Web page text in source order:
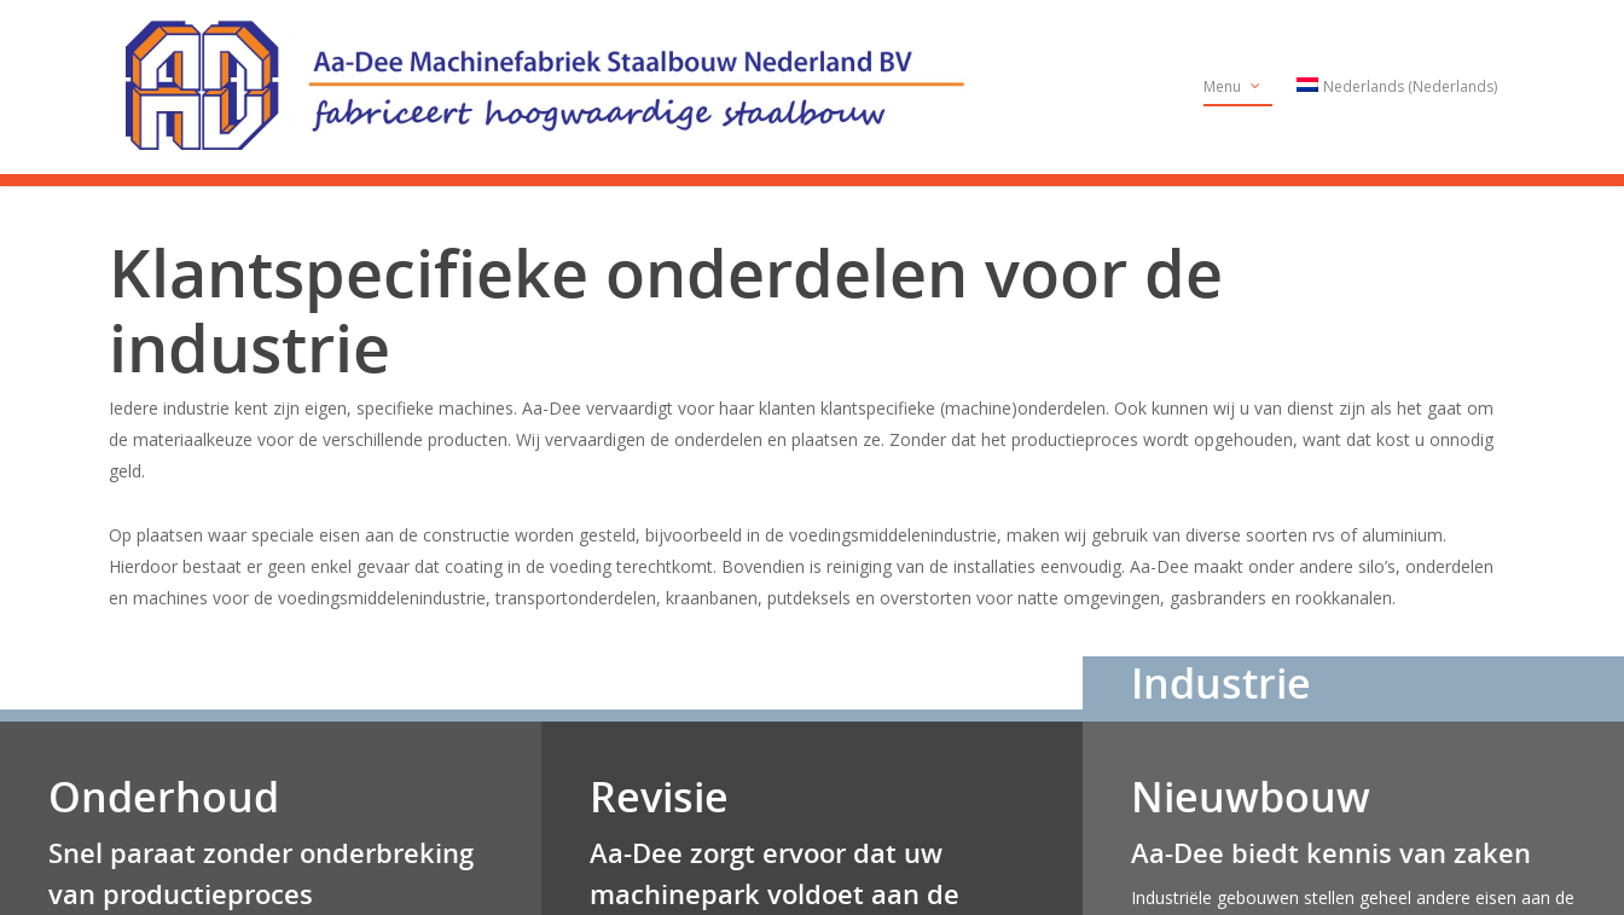
Menu Nederlands (Nederlands)
Klantspecifieke onderdelen voor de
industrie
Iedere industrie kent zijn eigen, specifieke machines. Aa-Dee vervaardigt voor haar klanten klantspecifieke (machine)onderdelen. Ook kunnen wij u van dienst zijn als het gaat om
de materiaalkeuze voor de verschillende producten. Wij vervaardigen de onderdelen en plaatsen ze. Zonder dat het productieproces wordt opgehouden, want dat kost u onnodig
geld.
Op plaatsen waar speciale eisen aan de constructie worden gesteld, bijvoorbeeld in de voedingsmiddelenindustrie, maken wij gebruik van diverse soorten rvs of aluminium.
Hierdoor bestaat er geen enkel gevaar dat coating in de voeding terechtkomt. Bovendien is reiniging van de installaties eenvoudig. Aa-Dee maakt onder andere silo’s, onderdelen
en machines voor de voedingsmiddelenindustrie, transportonderdelen, kraanbanen, putdeksels en overstorten voor natte omgevingen, gasbranders en rookkanalen.
Industrie
Onderhoud
Snel paraat zonder onderbreking
van productieproces
Revisie
Aa-Dee zorgt ervoor dat uw
machinepark voldoet aan de
Nieuwbouw
Aa-Dee biedt kennis van zaken
Industriële gebouwen stellen geheel andere eisen aan de